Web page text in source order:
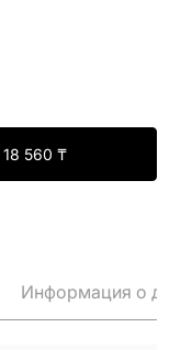
18 560 ₸
Информация о